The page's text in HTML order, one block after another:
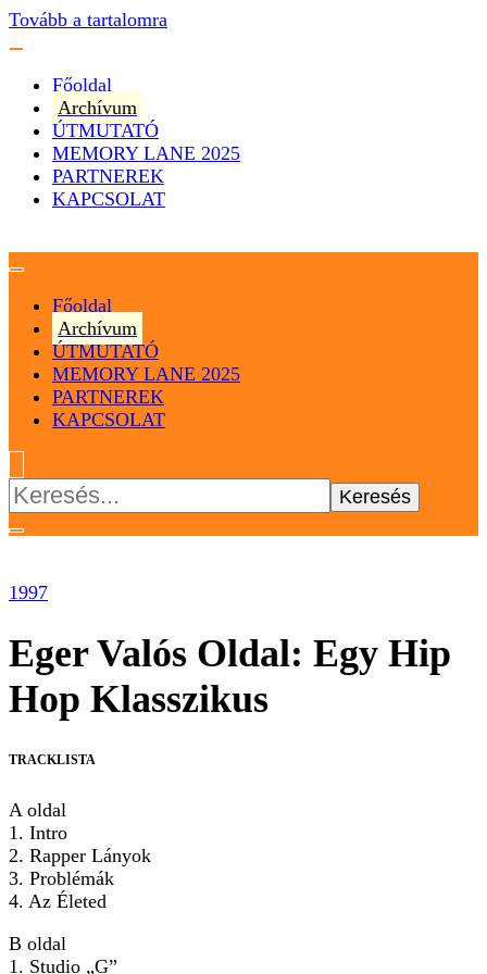
Tovább a tartalomra
Főoldal
Archívum
ÚTMUTATÓ
MEMORY LANE 2025
PARTNEREK
KAPCSOLAT
Magyar Hip Hop Archívum
Magyarország
Főoldal
Archívum
ÚTMUTATÓ
MEMORY LANE 2025
PARTNEREK
KAPCSOLAT
Keresés:
1997
Eger Valós Oldal: Egy Hip
Hop Klasszikus
TRACKLISTA
A oldal
1. Intro
2. Rapper Lányok
3. Problémák
4. Az Életed
B oldal
1. Studio „G”